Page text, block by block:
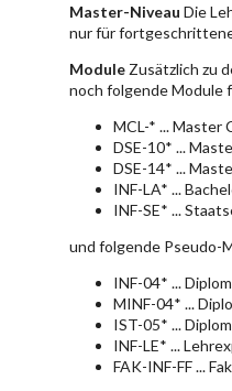
Master-Niveau Die
nur für
Module Zusätzlich zu
noch folgende Module
MCL-* ... Master
DSE-10* ...
DSE-14* ...
INF-LA* ...
INF-SE* ...
und folgende Pseudo-
INF-04* ...
MINF-04* ...
IST-05* ...
INF-LE* ...
FAK-INF-FF ...